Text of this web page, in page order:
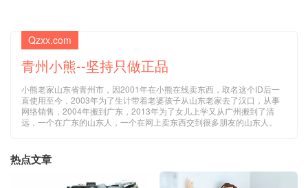
Qzxx.com
青州小熊--坚持只做正品
小熊老家山东省青州市，因2001年在小熊在线卖东西，取名这个ID后一
直使用至今，2003年为了生计带着老婆孩子从山东老家去了汉口，从事
网络销售，2004年搬到广东，2013年为了女儿上学又从广州搬到了清
远，一个在广东的山东人，一个在网上卖东西交到很多朋友的山东人。
热点文章